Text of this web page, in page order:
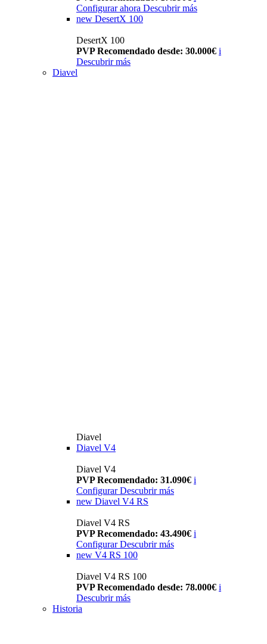
Configurar ahora Descubrir más
new DesertX 100
DesertX 100
PVP Recomendado desde: 30.000€ i
Descubrir más
Diavel
Diavel
Diavel V4
Diavel V4
PVP Recomendado: 31.090€ i
Configurar Descubrir más
new Diavel V4 RS
Diavel V4 RS
PVP Recomendado: 43.490€ i
Configurar Descubrir más
new V4 RS 100
Diavel V4 RS 100
PVP Recomendado desde: 78.000€ i
Descubrir más
Historia